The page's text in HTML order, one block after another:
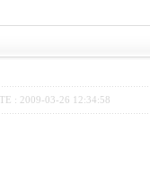
: 2009-03-26 12:34:58